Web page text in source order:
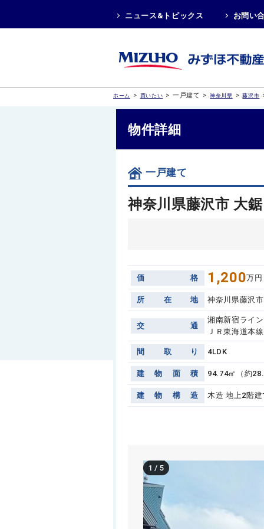
ニュース&トピックス お問い
ホーム > 買いたい > 一戸建て > 神奈川県 > 藤沢市
物件詳細
一戸建て
神奈川県藤沢市 大鋸
価 格 1,200万円
所 在 地 神奈川県藤沢
交 通
湘南新宿ライ
ＪＲ東海道本
間 取 り 4LDK
建 物 面 積 94.74㎡（約
建 物 構 造 木造 地上2階建
1 /5